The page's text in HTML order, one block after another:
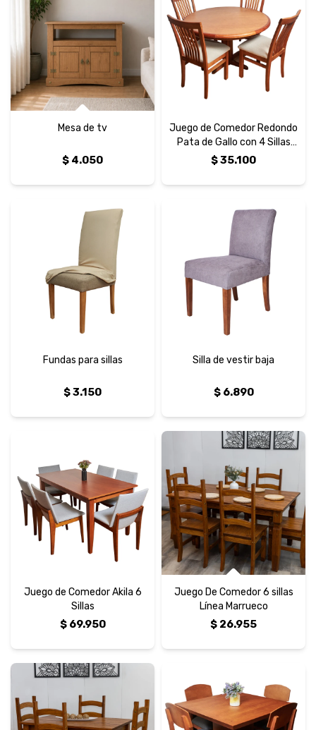
Mesa de tv
$ 4.050
Juego de Comedor Redondo
Pata de Gallo con 4 Sillas
Vertical
$35.100
Fundas para sillas
$3.150
Silla de vestir baja
$ 6.890
Juego de Comedor Akila 6
Sillas
$ 69.950
Juego De Comedor 6 sillas
Línea Marrueco
$ 26.955